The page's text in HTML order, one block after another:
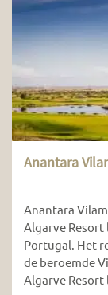
Anantara
Anantara
Algarve
Portugal. Het
de beroemde
Algarve